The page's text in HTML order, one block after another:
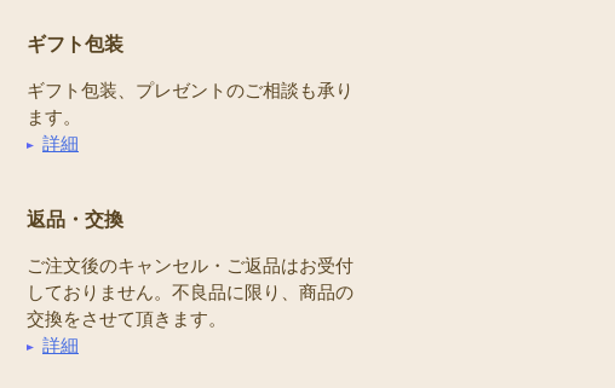
ギフト包装
ギフト包装、プレゼントのご相談も承り
ます。
詳細
返品・交換
ご注文後のキャンセル・ご返品はお受付
しておりません。不良品に限り、商品の
交換をさせて頂きます。
詳細